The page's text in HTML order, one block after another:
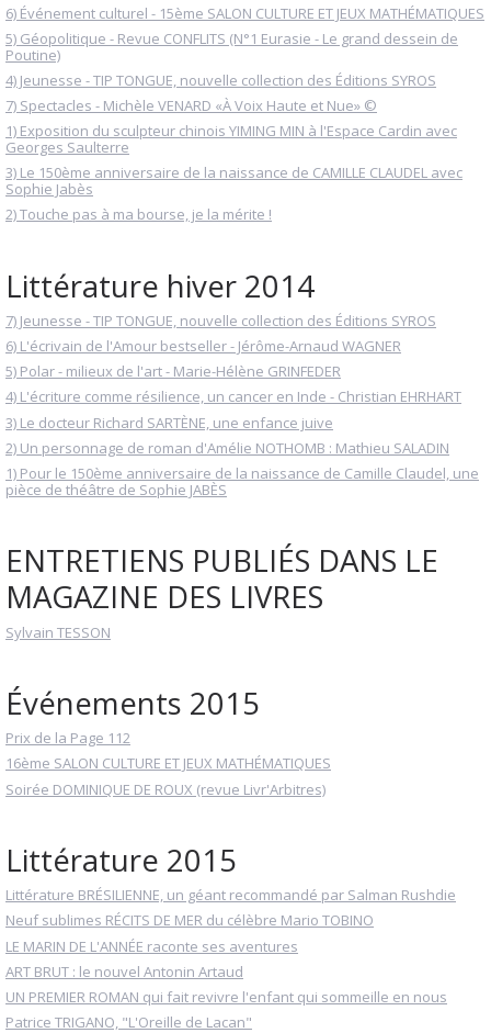
6) Événement culturel - 15ème SALON CULTURE ET JEUX MATHÉMATIQUES
5) Géopolitique - Revue CONFLITS (N°1 Eurasie - Le grand dessein de
Poutine)
4) Jeunesse - TIP TONGUE, nouvelle collection des Éditions SYROS
7) Spectacles - Michèle VENARD «À Voix Haute et Nue» ©
1) Exposition du sculpteur chinois YIMING MIN à l'Espace Cardin avec
Georges Saulterre
3) Le 150ème anniversaire de la naissance de CAMILLE CLAUDEL avec
Sophie Jabès
2) Touche pas à ma bourse, je la mérite !
Littérature hiver 2014
7) Jeunesse - TIP TONGUE, nouvelle collection des Éditions SYROS
6) L'écrivain de l'Amour bestseller - Jérôme-Arnaud WAGNER
5) Polar - milieux de l'art - Marie-Hélène GRINFEDER
4) L'écriture comme résilience, un cancer en Inde - Christian EHRHART
3) Le docteur Richard SARTÈNE, une enfance juive
2) Un personnage de roman d'Amélie NOTHOMB : Mathieu SALADIN
1) Pour le 150ème anniversaire de la naissance de Camille Claudel, une
pièce de théâtre de Sophie JABÈS
ENTRETIENS PUBLIÉS DANS LE
MAGAZINE DES LIVRES
Sylvain TESSON
Événements 2015
Prix de la Page 112
16ème SALON CULTURE ET JEUX MATHÉMATIQUES
Soirée DOMINIQUE DE ROUX (revue Livr'Arbitres)
Littérature 2015
Littérature BRÉSILIENNE, un géant recommandé par Salman Rushdie
Neuf sublimes RÉCITS DE MER du célèbre Mario TOBINO
LE MARIN DE L'ANNÉE raconte ses aventures
ART BRUT : le nouvel Antonin Artaud
UN PREMIER ROMAN qui fait revivre l'enfant qui sommeille en nous
Patrice TRIGANO, "L'Oreille de Lacan"